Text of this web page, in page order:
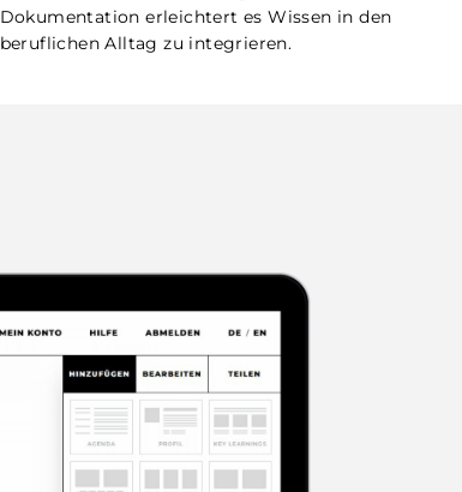
Dokumentation erleichtert es Wissen in den
beruflichen Alltag zu integrieren.